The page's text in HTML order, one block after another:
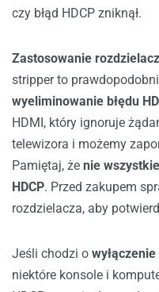
czy błąd HDCP zniknął.
Zastosowanie
stripper to
wyeliminowanie błędu
HDMI, który ignoruje
telewizora i możemy
Pamiętaj, że nie
HDCP. Przed zakupem
rozdzielacza, aby
Jeśli chodzi o
niektóre konsole i